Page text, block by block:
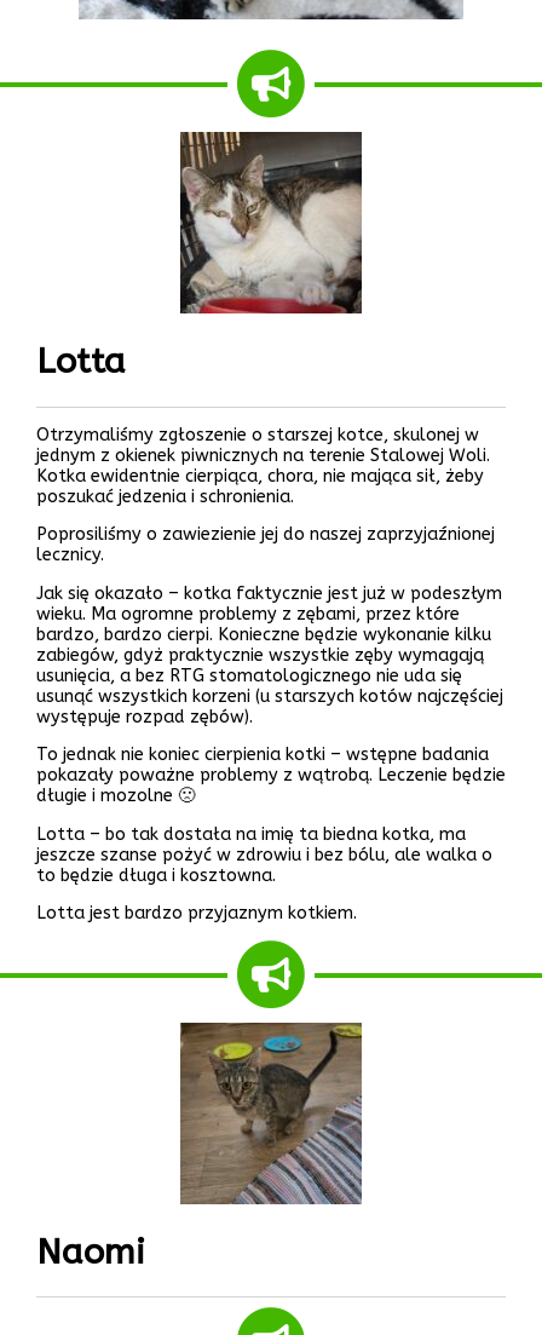
Lotta
Otrzymaliśmy zgłoszenie o starszej kotce, skulonej w
jednym z okienek piwnicznych na terenie Stalowej Woli.
Kotka ewidentnie cierpiąca, chora, nie mająca sił, żeby
poszukać jedzenia i schronienia.
Poprosiliśmy o zawiezienie jej do naszej zaprzyjaźnionej
lecznicy.
Jak się okazało – kotka faktycznie jest już w podeszłym
wieku. Ma ogromne problemy z zębami, przez które
bardzo, bardzo cierpi. Konieczne będzie wykonanie kilku
zabiegów, gdyż praktycznie wszystkie zęby wymagają
usunięcia, a bez RTG stomatologicznego nie uda się
usunąć wszystkich korzeni (u starszych kotów najczęściej
występuje rozpad zębów).
To jednak nie koniec cierpienia kotki – wstępne badania
pokazały poważne problemy z wątrobą. Leczenie będzie
długie i mozolne 🙁
Lotta – bo tak dostała na imię ta biedna kotka, ma
jeszcze szanse pożyć w zdrowiu i bez bólu, ale walka o
to będzie długa i kosztowna.
Lotta jest bardzo przyjaznym kotkiem.
Naomi